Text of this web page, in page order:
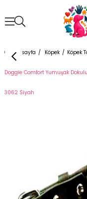
Anasayfa Köpek Köpek
Doggie Comfort Yumuşak
3062 Siyah